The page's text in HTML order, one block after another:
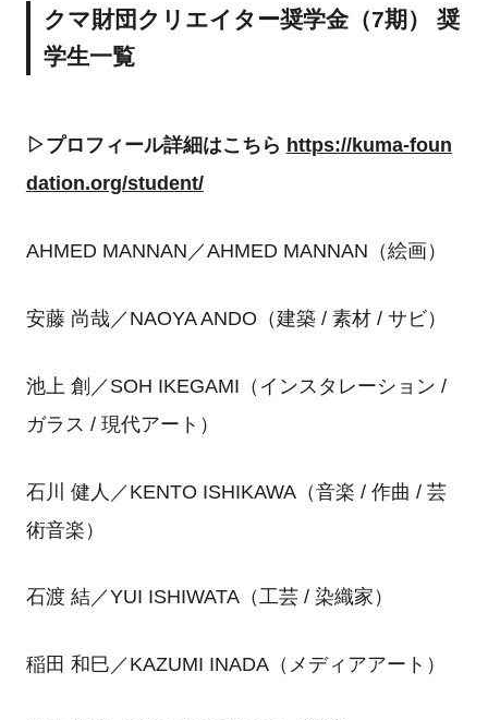
クマ財団クリエイター奨学金（7期） 奨
学生一覧
▷プロフィール詳細はこちら https://kuma-foun
dation.org/student/
AHMED MANNAN／AHMED MANNAN（絵画）
安藤 尚哉／NAOYA ANDO（建築 / 素材 / サビ）
池上 創／SOH IKEGAMI（インスタレーション /
ガラス / 現代アート）
石川 健人／KENTO ISHIKAWA（音楽 / 作曲 / 芸
術音楽）
石渡 結／YUI ISHIWATA（工芸 / 染織家）
稲田 和巳／KAZUMI INADA（メディアアート）